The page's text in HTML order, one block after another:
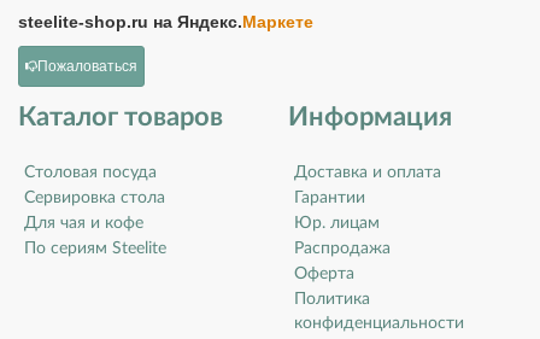
steelite-shop.ru на Яндекс.Маркете
Пожаловаться
Каталог товаров
Столовая посуда
Сервировка стола
Для чая и кофе
По сериям Steelite
Информация
Доставка и оплата
Гарантии
Юр. лицам
Распродажа
Оферта
Политика
конфиденциальности